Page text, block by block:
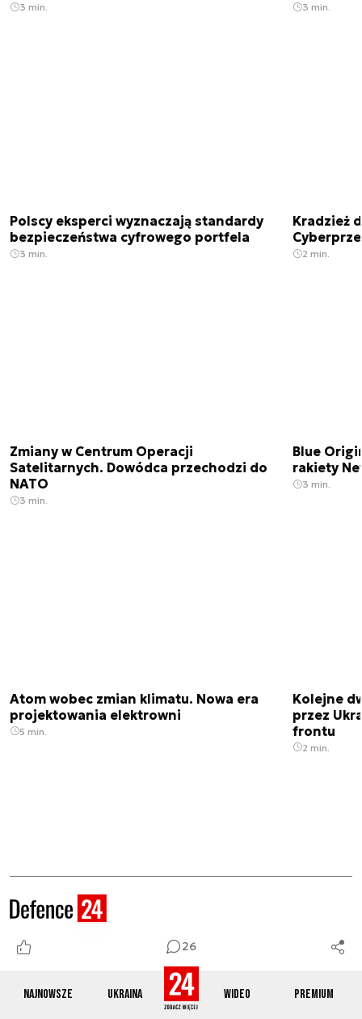
Najnowsze Ukraina Wideo Premium
26
3 min. 3 min.
Polscy eksperci wyznaczają standardy
bezpieczeństwa cyfrowego portfela
3 min.
Kradzież
2 min.
Zmiany w Centrum Operacji
Satelitarnych. Dowódca przechodzi do
NATO
3 min.
Blue
rakiety
3 min.
Atom wobec zmian klimatu. Nowa era
projektowania elektrowni
5 min.
Kolejne
przez
frontu
2 min.
Zobacz również